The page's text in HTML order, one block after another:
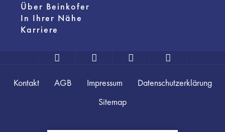
Über Beinkofer
In Ihrer Nähe
Karriere
Kontakt AGB Impressum
Datenschutzerklärung
Sitemap